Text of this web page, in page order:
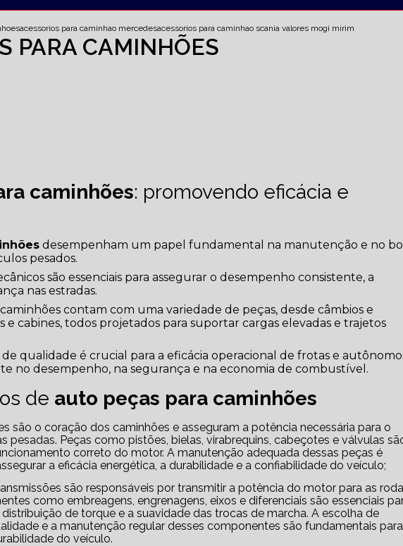
acessorios para caminhao mercedesacessorios para caminhao scania valores mogi mirim
PARA CAMINHÕES
caminhões: promovendo eficácia e
desempenham um papel fundamental na manutenção e no
pesados.
são essenciais para assegurar o desempenho consistente, a
nas estradas.
contam com uma variedade de peças, desde câmbios e
e cabines, todos projetados para suportar cargas elevadas e trajetos
qualidade é crucial para a eficácia operacional de frotas e
no desempenho, na segurança e na economia de combustível.
de auto peças para caminhões
pesadas. Peças como pistões, bielas, virabrequins, cabeçotes e válvulas
correto do motor. A manutenção adequada dessas peças é
a eficácia energética, a durabilidade e a confiabilidade do veículo;
como embreagens, engrenagens, eixos e diferenciais são essenciais
de torque e a suavidade das trocas de marcha. A escolha de
e a manutenção regular desses componentes são fundamentais
do veículo.